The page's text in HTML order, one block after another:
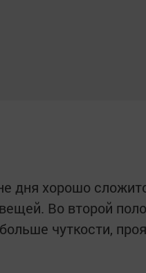
дня хорошо
Во второй
чуткости,